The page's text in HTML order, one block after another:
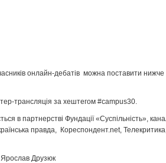
онлайн-дебатів можна поставити нижче
трансляція за хештегом #campus30.
в партнерстві Фундації «Суспільність»,
правда, Кореспондент.net,
Ярослав Друзюк